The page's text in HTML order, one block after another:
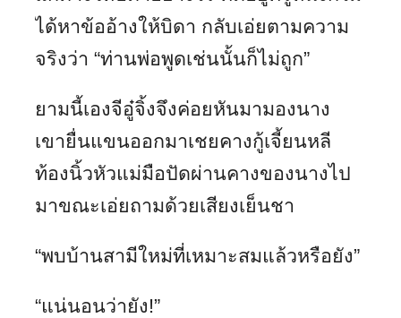
ได้หาข้ออ้างให้บิดา กลับเอ่ยตามความ
จริงว่า “ท่านพ่อพูดเช่นนั้นก็ไม่ถูก”
ยามนี้เองจีอู๋จิ้งจึงค่อยหันมามองนาง
เขายื่นแขนออกมาเชยคางกู้เจี้ยนหลี
ท้องนิ้วหัวแม่มือปัดผ่านคางของนางไป
มาขณะเอ่ยถามด้วยเสียงเย็นชา
“พบบ้านสามีใหม่ที่เหมาะสมแล้วหรือยัง”
“แน่นอนว่ายัง!”